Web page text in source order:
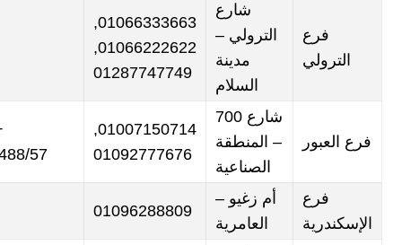
فرع
الترولي
شارع
الترولي –
مدينة
السلام
01066333663,
01066222622,
01287747749
فرع العبور
شارع 700
– المنطقة
الصناعية
01007150714,
01092777676
57
فرع
الإسكندرية
أم زغيو –
العامرية
01096288809